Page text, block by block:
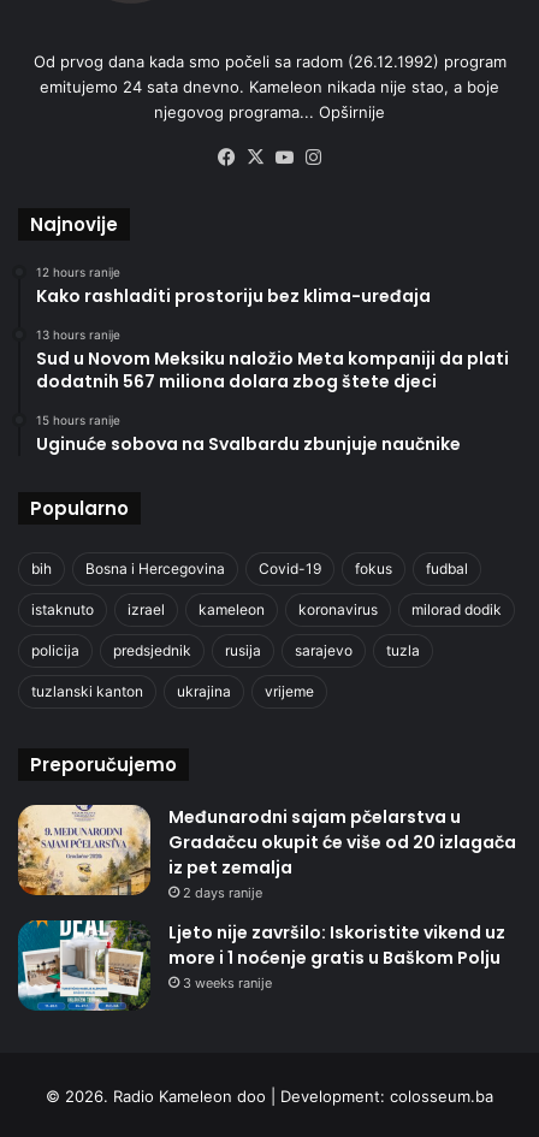
Od prvog dana kada smo počeli sa radom (26.12.1992) program
emitujemo 24 sata dnevno. Kameleon nikada nije stao, a boje
njegovog programa... Opširnije
Facebook
X YouTube
Najnovije
12 hours ranije
Kako rashladiti prostoriju bez klima-uređaja
13 hours ranije
Sud u Novom Meksiku naložio Meta kompaniji da plati
dodatnih 567 miliona dolara zbog štete djeci
15 hours ranije
Uginuće sobova na Svalbardu zbunjuje naučnike
Popularno
bih Bosna i Hercegovina Covid-19 fokus fudbal
istaknuto izrael kameleon koronavirus milorad dodik
policija predsjednik rusija sarajevo tuzla
tuzlanski kanton ukrajina vrijeme
Preporučujemo
Međunarodni sajam pčelarstva u
Gradačcu okupit će više od 20 izlagača
iz pet zemalja
2 days ranije
Ljeto nije završilo: Iskoristite vikend uz
more i 1 noćenje gratis u Baškom Polju
3 weeks ranije
© 2026. Radio Kameleon doo | Development: colosseum.ba